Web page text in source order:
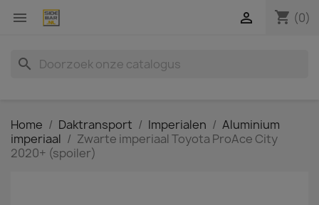
 shopping_cart (0)

search
Home Daktransport Imperialen
Aluminium
imperiaal
Zwarte imperiaal Toyota ProAce City
2020+ (spoiler)